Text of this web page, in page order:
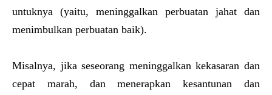
untuknya (yaitu, meninggalkan perbuatan jahat dan
menimbulkan perbuatan baik).
Misalnya, jika seseorang meninggalkan kekasaran dan
cepat marah, dan menerapkan kesantunan dan